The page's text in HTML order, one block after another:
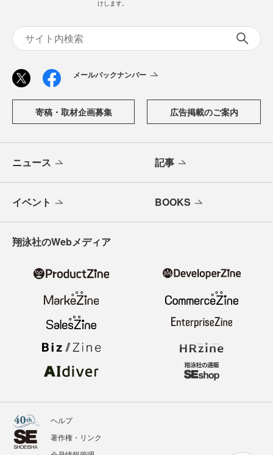
けします。
メールバックナンバー
寄稿・取材企画募集 広告掲載のご案内
ニュース 記事
イベント BOOKS
翔泳社のWebメディア
ヘルプ
著作権・リンク